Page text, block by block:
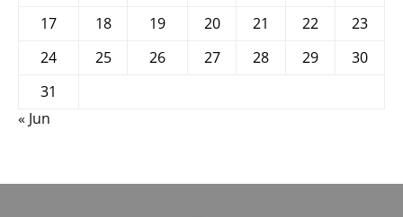
17
18 19 20 21 22
23
24
25 26 27 28 29
30
31
« Jun